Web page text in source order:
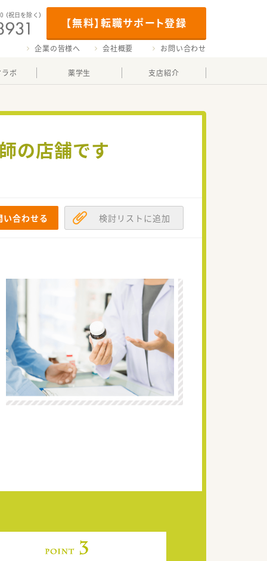
【無料】転職サポート登録
（祝日を除く）
企業の皆様へ 会社概要 お問い合わせ
ボ 薬学生 支店紹介
の店舗です
い合わせる 検討リストに追加